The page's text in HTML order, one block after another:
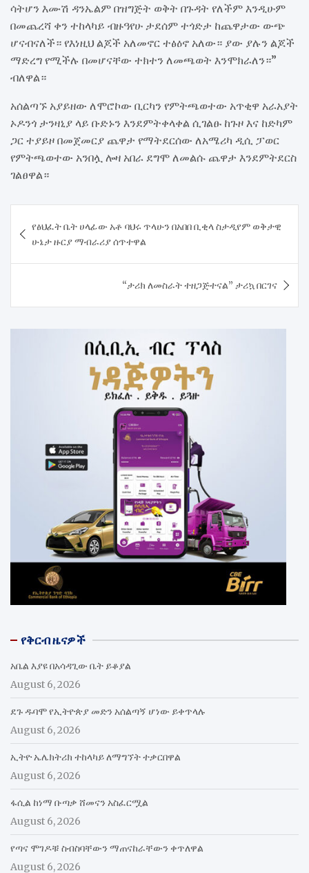
ሳትሆን እሙሽ ዳንኤልም በዝግጅት ወቅት በጉዳት የለችም እንዲሁም
በመጨረሻ ቀን ተከላካይ ብዙዓየሁ ታደሰም ተጎድታ ከጨዋታው ውጭ
ሆናብናለች። የእነዚህ ልጆች አለመኖር ተፅዕኖ አለው። ያው ያሉን ልጆች
ማድረግ የሚችሉ በመሆናቸው ተክተን ለመጫወት እንሞክራለን።”
ብለዋል።
አሰልጣኙ አያይዘው ለሞሮኮው ቢርካን የምትጫወተው አጥቂዋ አራአያት
ኦዶንጎ ታንዛኒያ ላይ ቡድኑን እንደምትቀላቀል ሲገልፁ ከጉዞ እና ከድካም
ጋር ተያይዞ በመጀመርያ ጨዋታ የማትደርሰው ለአሜሪካ ዲሲ ፓወር
የምትጫወተው አንበሏ ሎዛ አበራ ደግሞ ለመልሱ ጨዋታ እንደምትደርስ
ገልፀዋል።
navigation
የፅህፈት ቤት ሀላፊው አቶ ባህሩ ጥላሁን በአበበ ቢቂላ ስታዲየም ወቅታዊ
ሁኔታ ዙርያ ማብራሪያ ሰጥተዋል
“ታሪክ ለመስራት ተዘጋጅተናል” ታሪኳ በርገና
የቅርብ ዜናዎች
አቤል እያዩ በአሳዳጊው ቤት ይቆያል
August 6, 2026
ደጉ ዱባሞ የኢትዮጵያ መድን አሰልጣኝ ሆነው ይቀጥላሉ
August 6, 2026
ኢትዮ ኤሌክትሪክ ተከላካይ ለማግኘት ተቃርበዋል
August 6, 2026
ፋሲል ከነማ ቡጣቃ ሸመናን አስፈርሟል
August 6, 2026
የጣና ሞገዶቹ ስብስባቸውን ማጠናከራቸውን ቀጥለዋል
August 6, 2026